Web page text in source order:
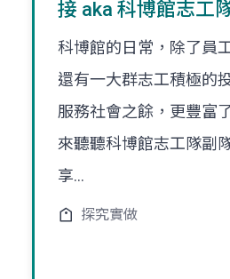
接 aka 科博館志工
科博館的日常，除了員
還有一大群志工積極的
服務社會之餘，更豐富
來聽聽科博館志工隊副
享...
探究實做